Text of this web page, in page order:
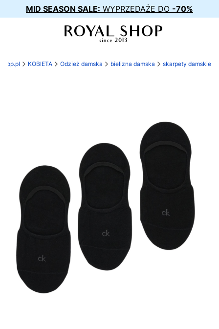
MID SEASON SALE: WYPRZEDAŻE DO -70%
KOBIETA Odzież damska bielizna damska skarpety damskie